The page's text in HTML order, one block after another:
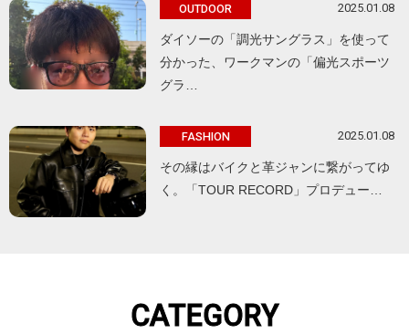
OUTDOOR 2025.01.08
ダイソーの「調光サングラス」を使って
分かった、ワークマンの「偏光スポーツ
グラ…
FASHION 2025.01.08
その縁はバイクと革ジャンに繋がってゆ
く。「TOUR RECORD」プロデュー…
CATEGORY